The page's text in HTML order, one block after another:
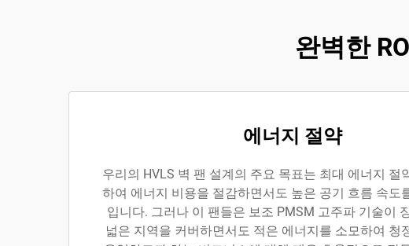
완벽한
에너지 절약
우리의 HVLS 벽 팬 설계의 주요 목표는 최대 에너지 절
하여 에너지 비용을 절감하면서도 높은 공기 흐름 속도
입니다. 그러나 이 팬들은 보조 PMSM 고주파 기술이
넓은 지역을 커버하면서도 적은 에너지를 소모하여 청